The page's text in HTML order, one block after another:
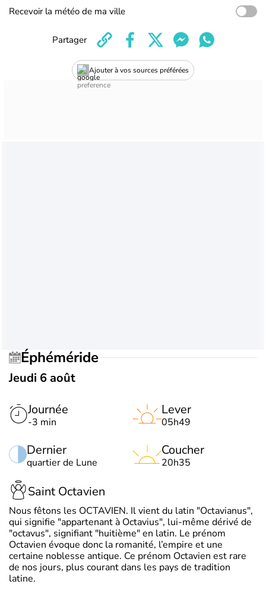
Recevoir la météo de ma ville
Ajouter à vos sources préférées
Partager
Éphéméride
Jeudi 6 août
Journée
-3 min
Dernier
quartier de Lune
Lever
05h49
Coucher
20h35
Saint Octavien
Nous fêtons les OCTAVIEN. Il vient du latin "Octavianus",
qui signifie "appartenant à Octavius", lui-même dérivé de
"octavus", signifiant "huitième" en latin. Le prénom
Octavien évoque donc la romanité, l’empire et une
certaine noblesse antique. Ce prénom Octavien est rare
de nos jours, plus courant dans les pays de tradition
latine.